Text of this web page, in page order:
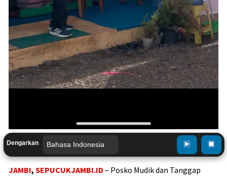
Dengarkan
JAMBI, SEPUCUKJAMBI.ID – Posko Mudik dan Tanggap